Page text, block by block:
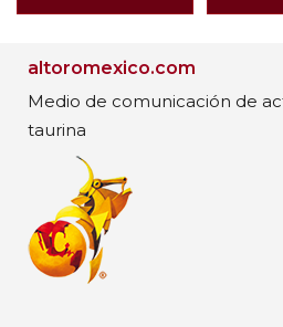
altoromexico.com
Medio de comunicación de
taurina